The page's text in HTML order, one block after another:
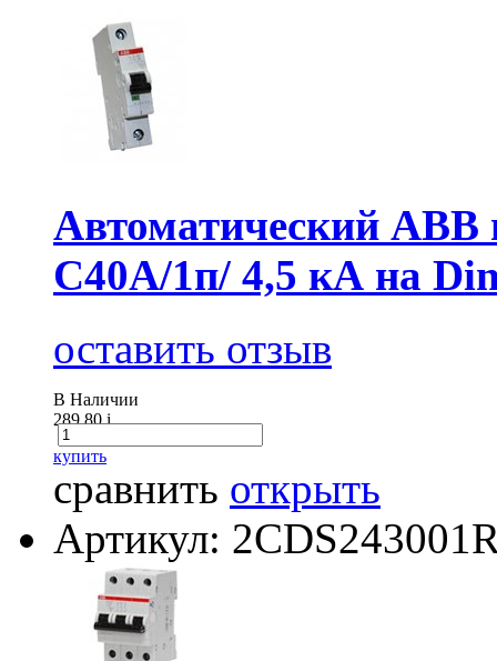
Автоматический АВВ
C40А/1п/ 4,5 кА на
оставить отзыв
В Наличии
289.80i
купить
сравнить открыть
Артикул: